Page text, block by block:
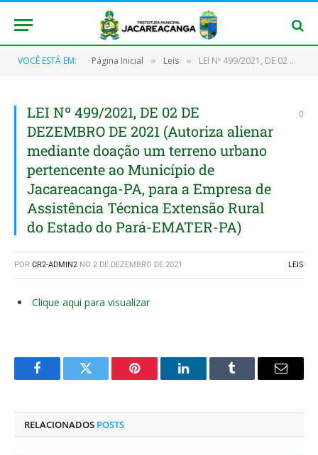
VOCÊ ESTÁ EM: Página Inicial » Leis » LEI Nº 499/2021, DE 02 DE DEZEMBRO DE 2021 (Autoriza alienar mediante doação um terreno urbano pertencente ao Município de Jacareacanga-PA, para a Empresa de Assistência Técnica Extensão Rural do Estado do Pará-EMATER-PA)
LEI Nº 499/2021, DE 02 DE
DEZEMBRO DE 2021 (Autoriza alienar
mediante doação um terreno urbano
pertencente ao Município de
Jacareacanga-PA, para a Empresa de
Assistência Técnica Extensão Rural
do Estado do Pará-EMATER-PA)
0
POR CR2-ADMIN2 NO 2 DE DEZEMBRO DE 2021 LEIS
Clique aqui para visualizar
FacebookTwitter Pinterest O
Tumblr
E-
RELACIONADOS POSTS